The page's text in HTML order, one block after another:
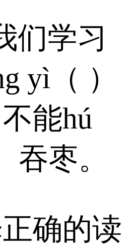
们学习
yì（ ）
能hú
吞枣。
确的读